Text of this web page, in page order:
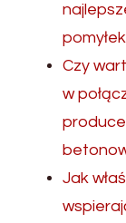
pomyłek
Czy
w
Jak